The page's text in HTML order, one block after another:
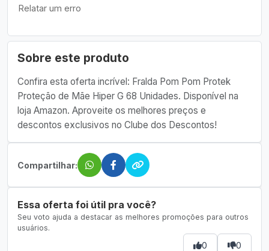
Sobre este produto
Confira esta oferta incrível: Fralda Pom Pom Protek
Proteção de Mãe Hiper G 68 Unidades. Disponível na
loja Amazon. Aproveite os melhores preços e
descontos exclusivos no Clube dos Descontos!
Compartilhar:
Essa oferta foi útil pra você?
Seu voto ajuda a destacar as melhores promoções para outros
usuários.
0 0